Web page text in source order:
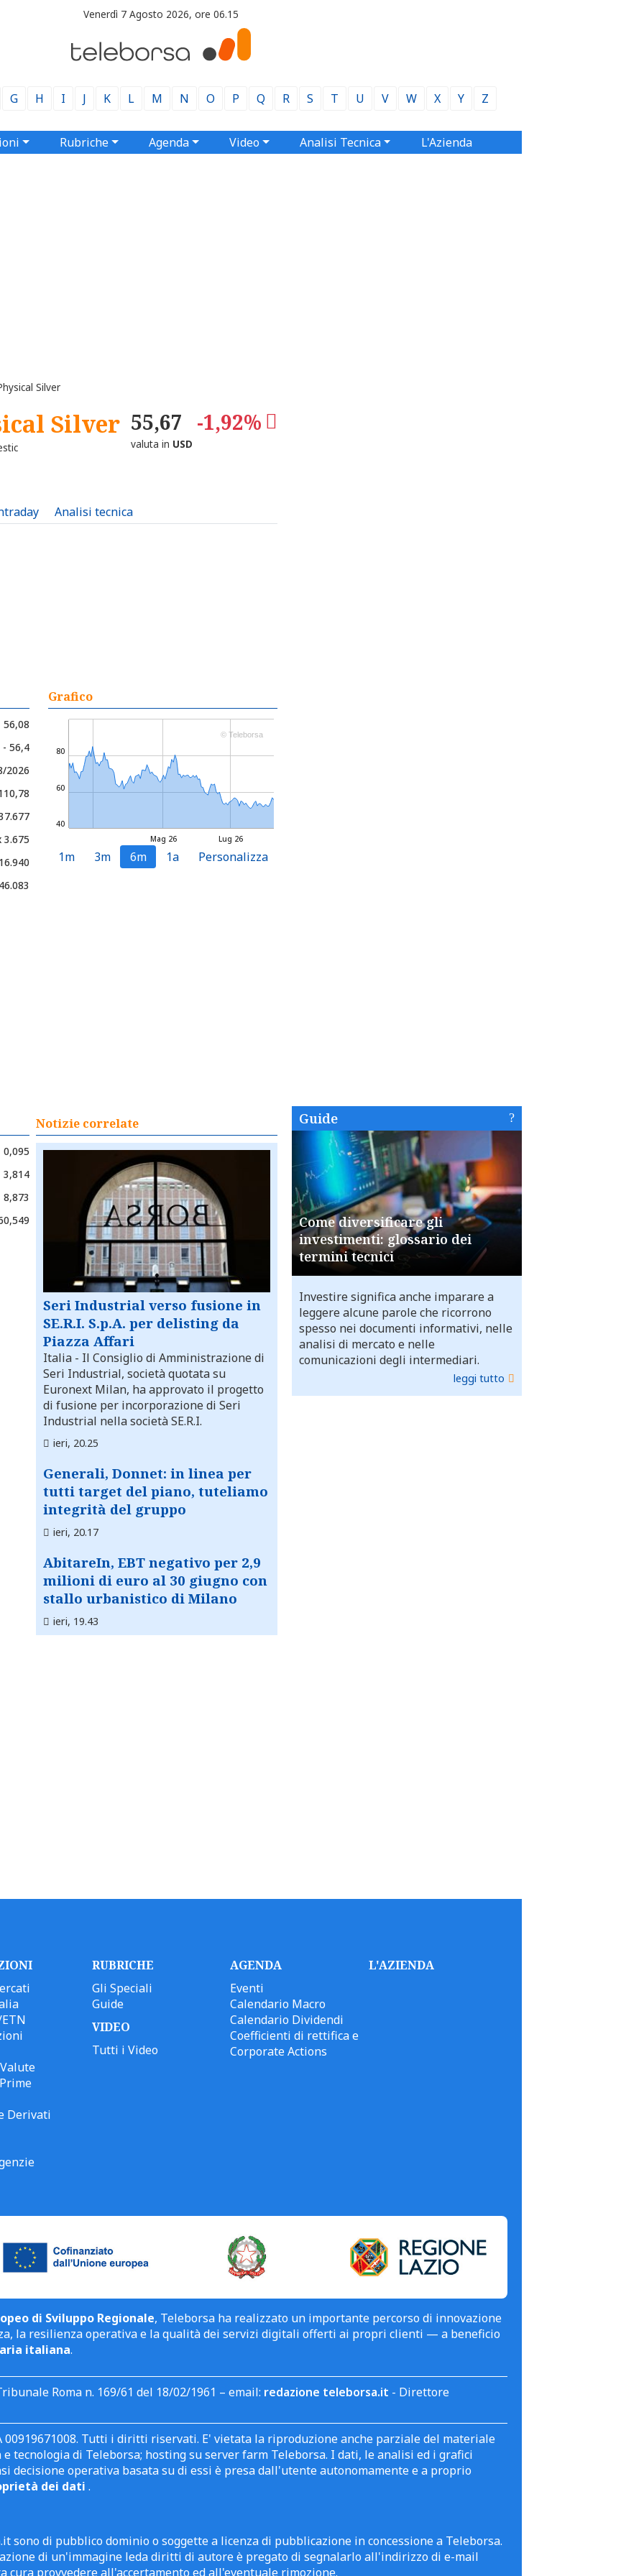
Venerdì 7 Agosto 2026, ore 06.15
G H I J K L M N O P Q R S T U V W X Y Z
Rubriche Agenda Video Analisi Tecnica L'Azienda
Silver
Silver 55,67 -1,92%
valuta in USD
Analisi tecnica
56,08
- 56,4
2026
3.675
Grafico
Lug 26
Mag 26
40
60
80
© Teleborsa
1m 3m 6m 1a Personalizza
0,095
3,814
8,873
Notizie correlate
Seri Industrial verso fusione in
SE.R.I. S.p.A. per delisting da
Piazza Affari
Italia - Il Consiglio di Amministrazione di
Seri Industrial, società quotata su
Euronext Milan, ha approvato il progetto
di fusione per incorporazione di Seri
Industrial nella società SE.R.I.
ieri, 20.25
Generali, Donnet: in linea per
tutti target del piano, tuteliamo
integrità del gruppo
ieri, 20.17
AbitareIn, EBT negativo per 2,9
milioni di euro al 30 giugno con
stallo urbanistico di Milano
ieri, 19.43
Guide
Come diversificare gli
investimenti: glossario dei
termini tecnici
Investire significa anche imparare a
leggere alcune parole che ricorrono
spesso nei documenti informativi, nelle
analisi di mercato e nelle
comunicazioni degli intermediari.
leggi tutto
Derivati
RUBRICHE
Gli Speciali
Guide
VIDEO
Tutti i Video
AGENDA
Eventi
Calendario Macro
Calendario Dividendi
Coefficienti di rettifica e
Corporate Actions
L'AZIENDA
di Sviluppo Regionale, Teleborsa ha realizzato un importante percorso di innovazione
la resilienza operativa e la qualità dei servizi digitali offerti ai propri clienti — a beneficio
italiana.
Roma n. 169/61 del 18/02/1961 – email: redazione teleborsa.it - Direttore
00919671008. Tutti i diritti riservati. E' vietata la riproduzione anche parziale del materiale
tecnologia di Teleborsa; hosting su server farm Teleborsa. I dati, le analisi ed i grafici
decisione operativa basata su di essi è presa dall'utente autonomamente e a proprio
dei dati .
sono di pubblico dominio o soggette a licenza di pubblicazione in concessione a Teleborsa.
di un'immagine leda diritti di autore è pregato di segnalarlo all'indirizzo di e-mail
cura provvedere all'accertamento ed all'eventuale rimozione.